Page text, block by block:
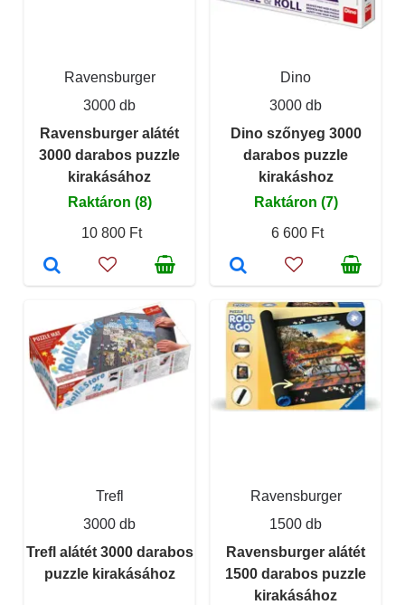
Ravensburger
3000 db
Ravensburger alátét
3000 darabos puzzle
kirakásához
Raktáron (8)
10 800 Ft
Dino
3000 db
Dino szőnyeg 3000
darabos puzzle
kirakáshoz
Raktáron (7)
6 600 Ft
Trefl
3000 db
Trefl alátét 3000 darabos
puzzle kirakásához
Ravensburger
1500 db
Ravensburger alátét
1500 darabos puzzle
kirakásához